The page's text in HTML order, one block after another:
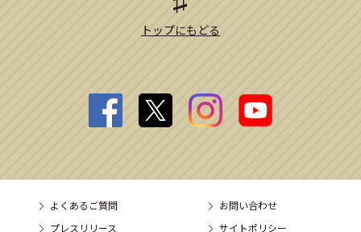
トップにもどる
よくあるご質問
お問い合わせ
プレスリリース
サイトポリシー